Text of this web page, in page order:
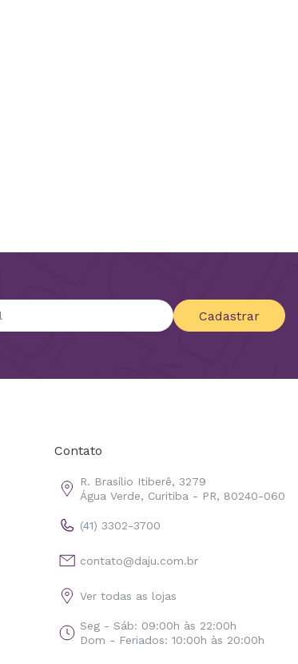
Cadastrar
Contato
R. Brasílio Itiberê, 3279
Água Verde, Curitiba - PR, 80240-060
(41) 3302-3700
contato@daju.com.br
Ver todas as lojas
Seg - Sáb: 09:00h às 22:00h
Dom - Feriados: 10:00h às 20:00h